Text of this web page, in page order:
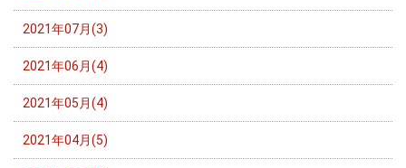
2021年07月(3)
2021年06月(4)
2021年05月(4)
2021年04月(5)